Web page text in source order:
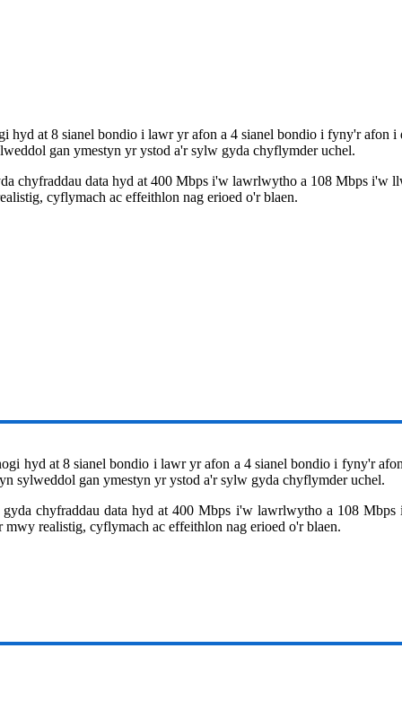
at 8 sianel bondio i lawr yr afon a 4 sianel bondio i fyny'r
gan ymestyn yr ystod a'r sylw gyda chyflymder uchel.
chyfraddau data hyd at 400 Mbps i'w lawrlwytho a 108 Mbps
cyflymach ac effeithlon nag erioed o'r blaen.
hyd at 8 sianel bondio i lawr yr afon a 4 sianel bondio i fyny'r
sylweddol gan ymestyn yr ystod a'r sylw gyda chyflymder uchel.
chyfraddau data hyd at 400 Mbps i'w lawrlwytho a 108
realistig, cyflymach ac effeithlon nag erioed o'r blaen.